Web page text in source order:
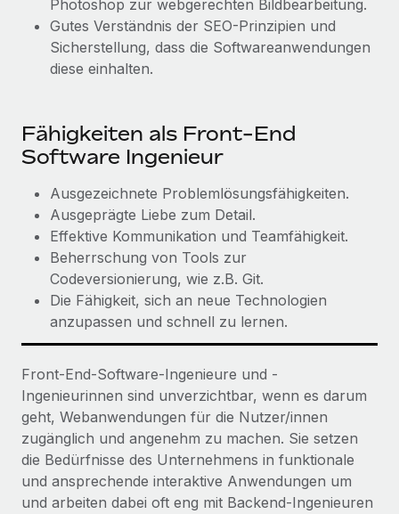
Photoshop zur webgerechten Bildbearbeitung.
Gutes Verständnis der SEO-Prinzipien und
Sicherstellung, dass die Softwareanwendungen
diese einhalten.
Fähigkeiten als Front-End
Software Ingenieur
Ausgezeichnete Problemlösungsfähigkeiten.
Ausgeprägte Liebe zum Detail.
Effektive Kommunikation und Teamfähigkeit.
Beherrschung von Tools zur
Codeversionierung, wie z.B. Git.
Die Fähigkeit, sich an neue Technologien
anzupassen und schnell zu lernen.
Front-End-Software-Ingenieure und -
Ingenieurinnen sind unverzichtbar, wenn es darum
geht, Webanwendungen für die Nutzer/innen
zugänglich und angenehm zu machen. Sie setzen
die Bedürfnisse des Unternehmens in funktionale
und ansprechende interaktive Anwendungen um
und arbeiten dabei oft eng mit Backend-Ingenieuren